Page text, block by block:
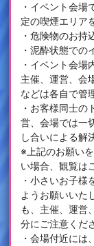
・イベント会
定の喫煙エリア
・危険物のお持
・泥酔状態での
・イベント会場
主催、運営、会
などは各自で管
・お客様同士の
営、会場では一
し合いによる解
※上記のお願い
い場合、観覧は
・小さいお子
ようお願いいた
も、主催、運営
分にご注意くだ
・会場付近には